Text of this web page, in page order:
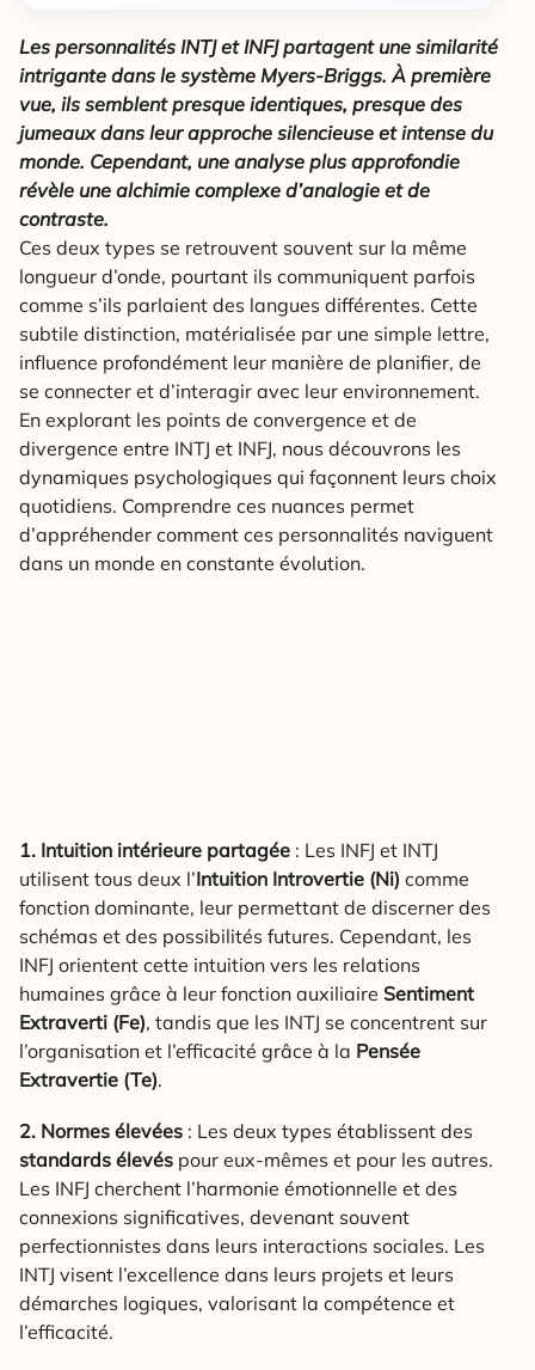
Les personnalités INTJ et INFJ partagent une similarité
intrigante dans le système Myers-Briggs. À première
vue, ils semblent presque identiques, presque des
jumeaux dans leur approche silencieuse et intense du
monde. Cependant, une analyse plus approfondie
révèle une alchimie complexe d’analogie et de
contraste.
Ces deux types se retrouvent souvent sur la même
longueur d’onde, pourtant ils communiquent parfois
comme s’ils parlaient des langues différentes. Cette
subtile distinction, matérialisée par une simple lettre,
influence profondément leur manière de planifier, de
se connecter et d’interagir avec leur environnement.
En explorant les points de convergence et de
divergence entre INTJ et INFJ, nous découvrons les
dynamiques psychologiques qui façonnent leurs choix
quotidiens. Comprendre ces nuances permet
d’appréhender comment ces personnalités naviguent
dans un monde en constante évolution.
1. Intuition intérieure partagée : Les INFJ et INTJ
utilisent tous deux l’Intuition Introvertie (Ni) comme
fonction dominante, leur permettant de discerner des
schémas et des possibilités futures. Cependant, les
INFJ orientent cette intuition vers les relations
humaines grâce à leur fonction auxiliaire Sentiment
Extraverti (Fe), tandis que les INTJ se concentrent sur
l’organisation et l’efficacité grâce à la Pensée
Extravertie (Te).
2. Normes élevées : Les deux types établissent des
standards élevés pour eux-mêmes et pour les autres.
Les INFJ cherchent l’harmonie émotionnelle et des
connexions significatives, devenant souvent
perfectionnistes dans leurs interactions sociales. Les
INTJ visent l’excellence dans leurs projets et leurs
démarches logiques, valorisant la compétence et
l’efficacité.